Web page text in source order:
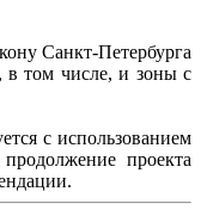
Санкт-Петербурга
в том числе, и зоны с
с использованием
проекта